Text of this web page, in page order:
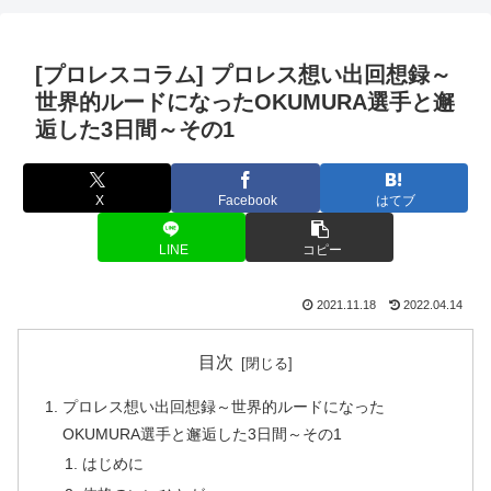
[プロレスコラム] プロレス想い出回想録～
世界的ルードになったOKUMURA選手と邂
逅した3日間～その1
X Facebook はてブ
LINE コピー
2021.11.18 2022.04.14
目次
プロレス想い出回想録～世界的ルードになった
OKUMURA選手と邂逅した3日間～その1
はじめに